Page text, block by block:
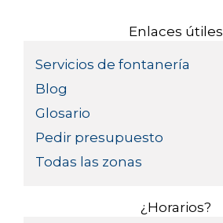
Enlaces útiles
Servicios de fontanería
Blog
Glosario
Pedir presupuesto
Todas las zonas
¿Horarios?